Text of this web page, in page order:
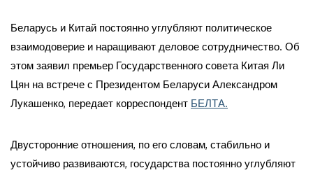
Беларусь и Китай постоянно углубляют политическое
взаимодоверие и наращивают деловое сотрудничество. Об
этом заявил премьер Государственного совета Китая Ли
Цян на встрече с Президентом Беларуси Александром
Лукашенко, передает корреспондент БЕЛТА.
Двусторонние отношения, по его словам, стабильно и
устойчиво развиваются, государства постоянно углубляют